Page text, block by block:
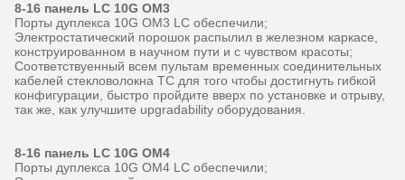
8-16 панель LC 10G OM3
Порты дуплекса 10G OM3 LC обеспечили;
Электростатический порошок распылил в железном каркасе,
конструированном в научном пути и с чувством красоты;
Соответствуенный всем пультам временных соединительных
кабелей стекловолокна TC для того чтобы достигнуть гибкой
конфигурации, быстро пройдите вверх по установке и отрыву,
так же, как улучшите upgradability оборудования.
8-16 панель LC 10G OM4
Порты дуплекса 10G OM4 LC обеспечили;